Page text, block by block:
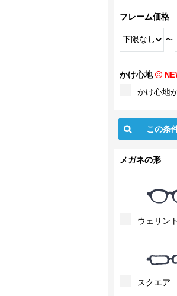
フレーム価格
〜
かけ心地
かけ心地
メガネの形
ウェリン
スクエア